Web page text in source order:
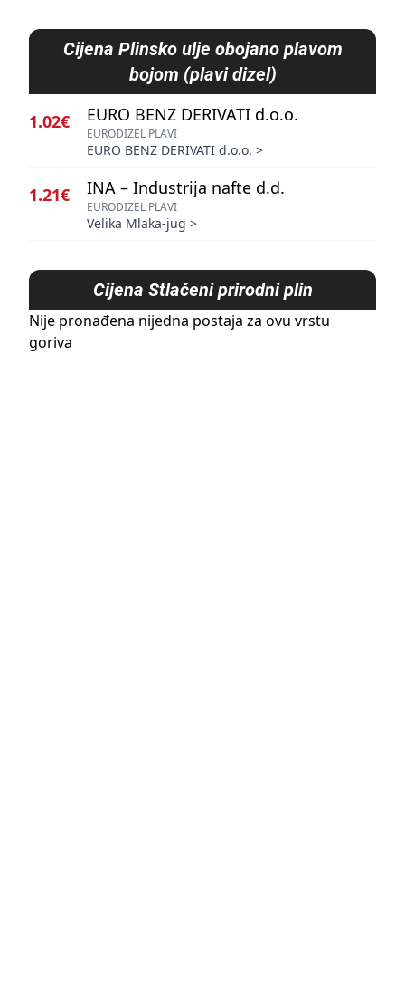
Cijena Plinsko ulje obojano plavom
bojom (plavi dizel)
1.02€ EURO BENZ DERIVATI d.o.o.
EURODIZEL PLAVI
EURO BENZ DERIVATI d.o.o. >
1.21€ INA – Industrija nafte d.d.
EURODIZEL PLAVI
Velika Mlaka-jug >
Cijena Stlačeni prirodni plin
Nije pronađena nijedna postaja za ovu vrstu
goriva